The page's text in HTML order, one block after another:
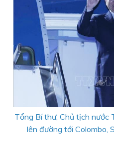
Tổng Bí thư, Chủ tịch nước
lên đường tới Colombo,